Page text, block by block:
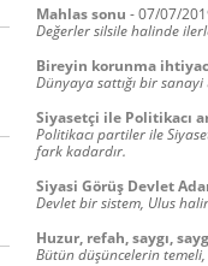
Mahlas sonu -07/07/
Değerler silsile halinde
Bireyin korunma
Dünyaya sattığı bir
Siyasetçi ile Politikacı
Politikacı partiler ile
fark kadardır.
Siyasi Görüş Devlet
Devlet bir sistem, Ulus
Huzur, refah, saygı,
Bütün düşüncelerin